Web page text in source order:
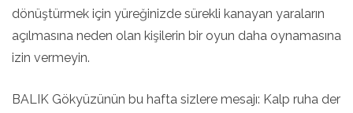
dönüştürmek için yüreğinizde sürekli kanayan yaraların
açılmasına neden olan kişilerin bir oyun daha oynamasına
izin vermeyin.
BALIK Gökyüzünün bu hafta sizlere mesajı: Kalp ruha der